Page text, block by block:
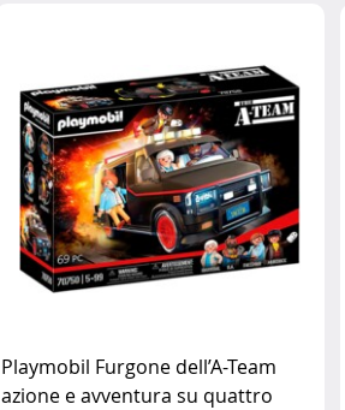
Playmobil Furgone dell’A-Team
azione e avventura su quattro